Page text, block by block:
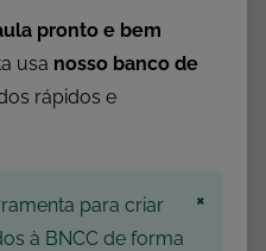
pronto e bem
usa nosso banco de
rápidos e
para criar
à BNCC de forma
×